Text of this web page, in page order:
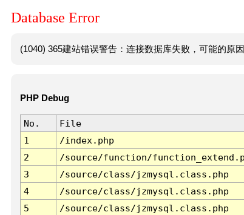
Database Error
(1040) 365建站错误警告：连接数据库失败，可能的原
PHP Debug
No. File
1
/index.php
2
/source/function/
3
/source/class/jzmysql.class.php
4
/source/class/jzmysql.class.php
5
/source/class/jzmysql.class.php